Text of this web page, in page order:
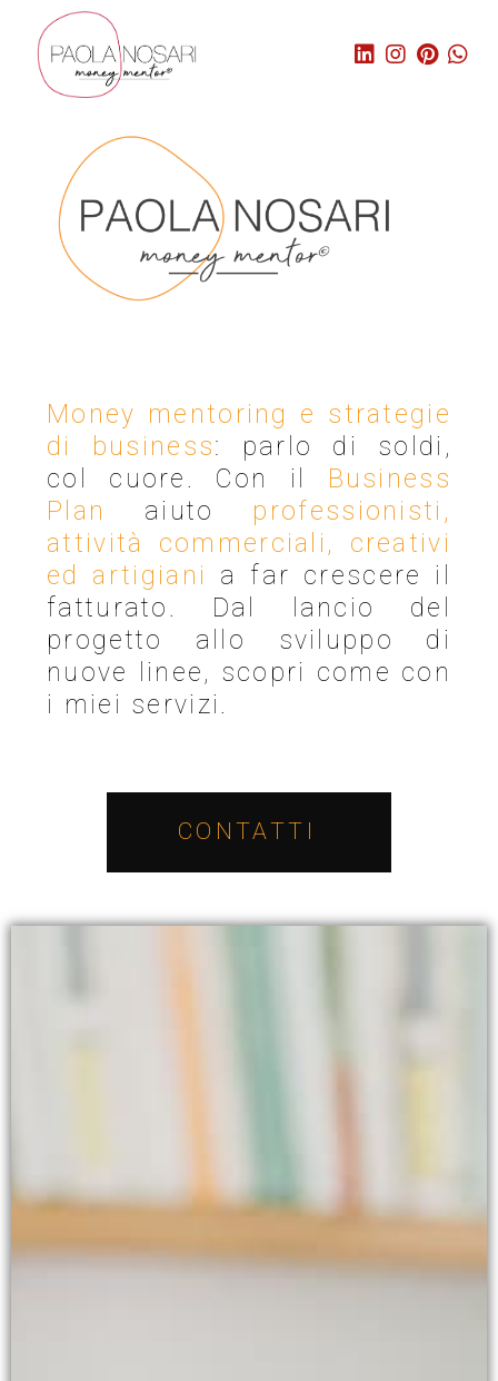
Money mentoring e strategie
di business: parlo di soldi,
col cuore. Con il Business
Plan
aiuto professionisti,
attività commerciali, creativi
ed artigiani
a far crescere il
fatturato. Dal lancio del
progetto allo sviluppo di
nuove linee, scopri come con
i miei servizi.
CONTATTI